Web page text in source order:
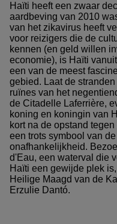
Haïti heeft een zwaar
aardbeving van 2010
van het zikavirus heeft
voor reizigers die de
kennen (en geld willen
economie), is Haïti
een van de meest
gebied. Laat de
ruïnes van het
de Citadelle Laferrière,
koning en koningin van
kort na de opstand
een trots symbool van
onafhankelijkheid.
d'Eau, een waterval die
Haïti een gewijde plek
Heilige Maagd van de
Erzulie Dantó.